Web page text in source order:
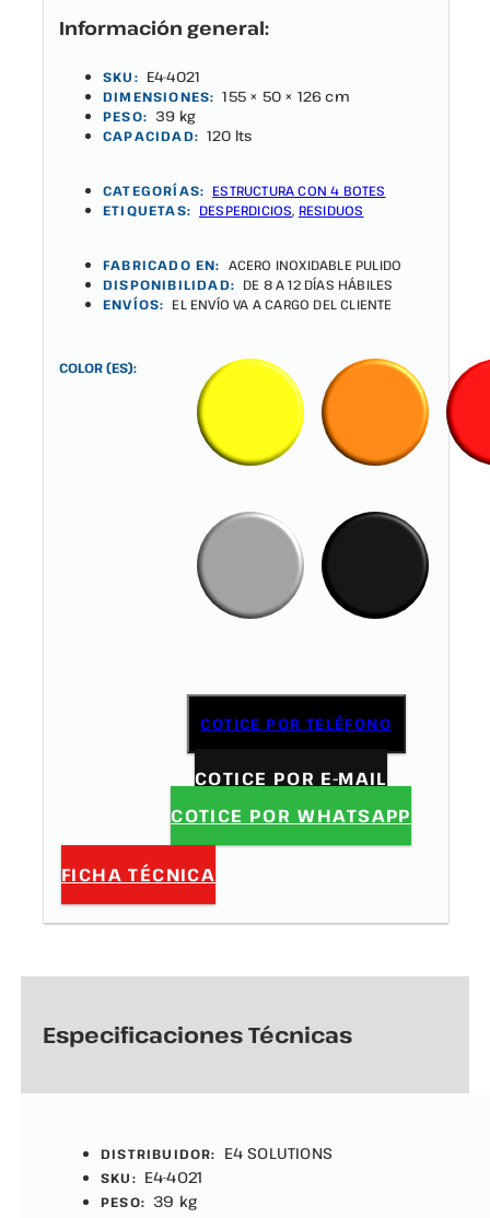
Información general:
SKU: E4-4021
DIMENSIONES: 155 × 50 × 126 cm
PESO: 39 kg
CAPACIDAD: 120 lts
CATEGORÍAS: ESTRUCTURA CON 4 BOTES
ETIQUETAS: DESPERDICIOS, RESIDUOS
FABRICADO EN: ACERO INOXIDABLE PULIDO
DISPONIBILIDAD: DE 8 A 12 DÍAS HÁBILES
ENVÍOS: EL ENVÍO VA A CARGO DEL CLIENTE
COLOR (ES):
COTICE POR TELÉFONO
COTICE POR E-MAIL
COTICE POR WHATSAPP
FICHA TÉCNICA
Especificaciones Técnicas
DISTRIBUIDOR: E4 SOLUTIONS
SKU: E4-4021
PESO: 39 kg